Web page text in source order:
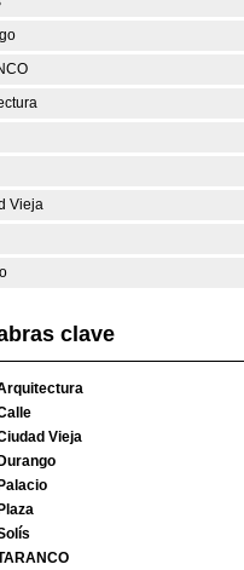
Vieja
clave
Vieja
Durango
Palacio
Plaza